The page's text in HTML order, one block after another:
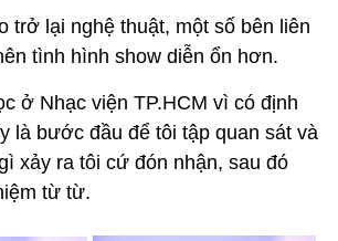
trở lại nghệ thuật, một số bên liên
tình hình show diễn ổn hơn.
ở Nhạc viện TP.HCM vì có định
là bước đầu để tôi tập quan sát và
xảy ra tôi cứ đón nhận, sau đó
từ từ.